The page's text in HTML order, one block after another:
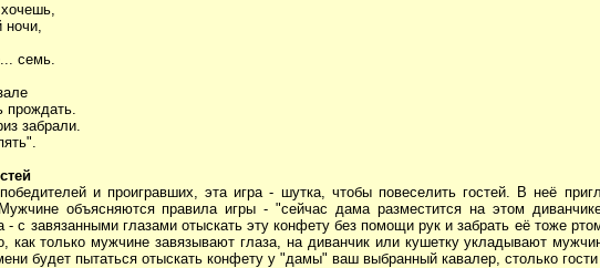
хочешь,
ночи,
семь.
прождать.
забрали.
и проигравших, эта игра - шутка, чтобы повеселить гостей. В неё
объясняются правила игры - "сейчас дама разместится на этом
- с завязанными глазами отыскать эту конфету без помощи рук и забрать её тоже
как только мужчине завязывают глаза, на диванчик или кушетку укладывают
будет пытаться отыскать конфету у "дамы" ваш выбранный кавалер, столько